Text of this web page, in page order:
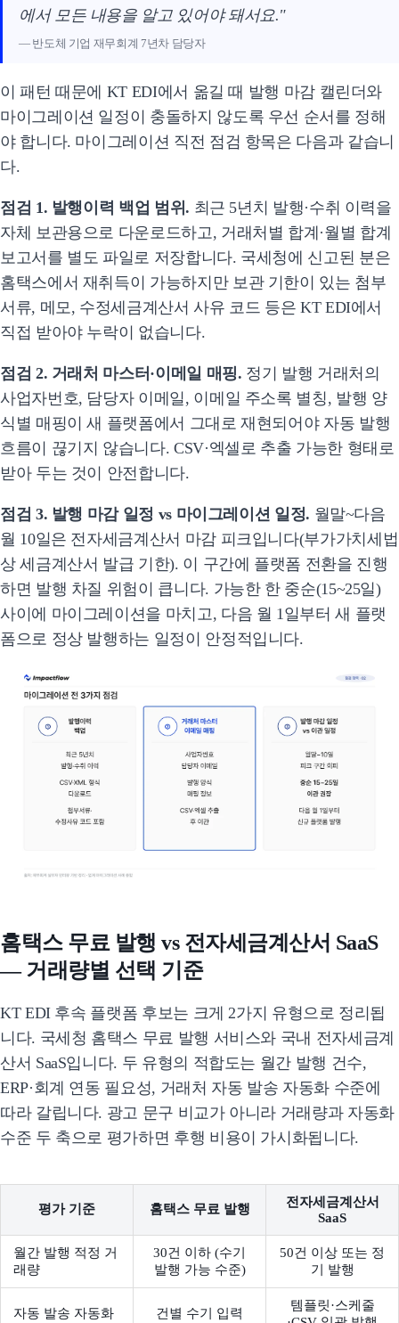
에서 모든 내용을 알고 있어야 돼서요."
— 반도체 기업 재무회계 7년차 담당자
이 패턴 때문에 KT EDI에서 옮길 때 발행 마감 캘린더와
마이그레이션 일정이 충돌하지 않도록 우선 순서를 정해
야 합니다. 마이그레이션 직전 점검 항목은 다음과 같습니
다.
점검 1. 발행이력 백업 범위. 최근 5년치 발행·수취 이력을
자체 보관용으로 다운로드하고, 거래처별 합계·월별 합계
보고서를 별도 파일로 저장합니다. 국세청에 신고된 분은
홈택스에서 재취득이 가능하지만 보관 기한이 있는 첨부
서류, 메모, 수정세금계산서 사유 코드 등은 KT EDI에서
직접 받아야 누락이 없습니다.
점검 2. 거래처 마스터·이메일 매핑. 정기 발행 거래처의
사업자번호, 담당자 이메일, 이메일 주소록 별칭, 발행 양
식별 매핑이 새 플랫폼에서 그대로 재현되어야 자동 발행
흐름이 끊기지 않습니다. CSV·엑셀로 추출 가능한 형태로
받아 두는 것이 안전합니다.
점검 3. 발행 마감 일정 vs 마이그레이션 일정. 월말~다음
월 10일은 전자세금계산서 마감 피크입니다(부가가치세법
상 세금계산서 발급 기한). 이 구간에 플랫폼 전환을 진행
하면 발행 차질 위험이 큽니다. 가능한 한 중순(15~25일)
사이에 마이그레이션을 마치고, 다음 월 1일부터 새 플랫
폼으로 정상 발행하는 일정이 안정적입니다.
홈택스 무료 발행 vs 전자세금계산서 SaaS
— 거래량별 선택 기준
KT EDI 후속 플랫폼 후보는 크게 2가지 유형으로 정리됩
니다. 국세청 홈택스 무료 발행 서비스와 국내 전자세금계
산서 SaaS입니다. 두 유형의 적합도는 월간 발행 건수,
ERP·회계 연동 필요성, 거래처 자동 발송 자동화 수준에
따라 갈립니다. 광고 문구 비교가 아니라 거래량과 자동화
수준 두 축으로 평가하면 후행 비용이 가시화됩니다.
평가 기준 홈택스 무료 발행
전자세금계산서
SaaS
월간 발행 적정 거
래량
30건 이하 (수기
발행 가능 수준)
50건 이상 또는 정
기 발행
자동 발송 자동화 건별 수기 입력
템플릿·스케줄